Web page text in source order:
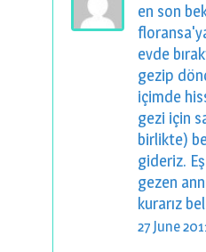
en son
evde
gezip
içimde
gezi için
birlikte)
gideriz.
gezen
kurarız
27 June